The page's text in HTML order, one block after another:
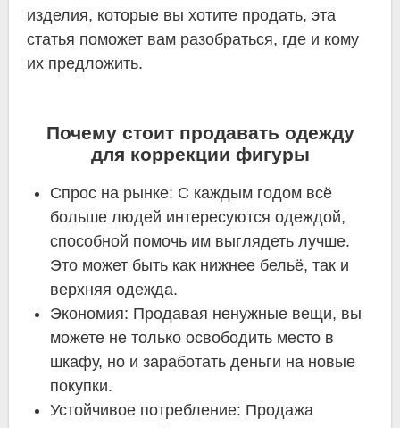
изделия, которые вы хотите продать, эта
статья поможет вам разобраться, где и кому
их предложить.
Почему стоит продавать одежду
для коррекции фигуры
Спрос на рынке: С каждым годом всё
больше людей интересуются одеждой,
способной помочь им выглядеть лучше.
Это может быть как нижнее бельё, так и
верхняя одежда.
Экономия: Продавая ненужные вещи, вы
можете не только освободить место в
шкафу, но и заработать деньги на новые
покупки.
Устойчивое потребление: Продажа